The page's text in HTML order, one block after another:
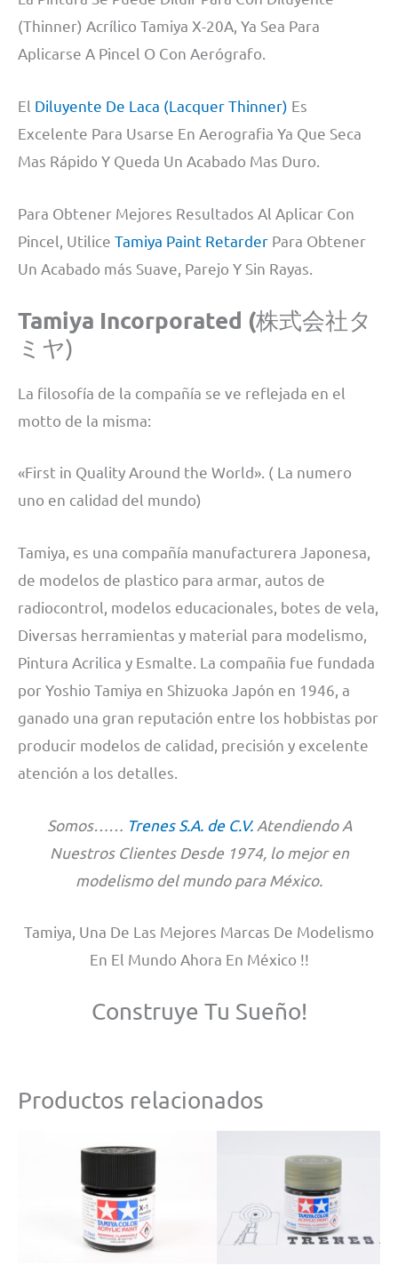
(Thinner) Acrílico Tamiya X-20A, Ya Sea Para
Aplicarse A Pincel O Con Aerógrafo.
El Diluyente De Laca (Lacquer Thinner) Es
Excelente Para Usarse En Aerografia Ya Que Seca
Mas Rápido Y Queda Un Acabado Mas Duro.
Para Obtener Mejores Resultados Al Aplicar Con
Pincel, Utilice Tamiya Paint Retarder Para Obtener
Un Acabado más Suave, Parejo Y Sin Rayas.
Tamiya Incorporated (株式会社タ
ミヤ)
La filosofía de la compañía se ve reflejada en el
motto de la misma:
«First in Quality Around the World». ( La numero
uno en calidad del mundo)
Tamiya, es una compañía manufacturera Japonesa,
de modelos de plastico para armar, autos de
radiocontrol, modelos educacionales, botes de vela,
Diversas herramientas y material para modelismo,
Pintura Acrilica y Esmalte. La compañia fue fundada
por Yoshio Tamiya en Shizuoka Japón en 1946, a
ganado una gran reputación entre los hobbistas por
producir modelos de calidad, precisión y excelente
atención a los detalles.
Somos…… Trenes S.A. de C.V.Atendiendo A
Nuestros Clientes Desde 1974, lo mejor en
modelismo del mundo para México.
Tamiya, Una De Las Mejores Marcas De Modelismo
En El Mundo Ahora En México !!
Construye Tu Sueño!
Productos relacionados